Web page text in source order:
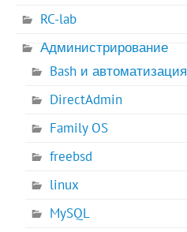
RC-lab
Администрирование
Bash и автоматизация
DirectAdmin
Family OS
freebsd
linux
MySQL